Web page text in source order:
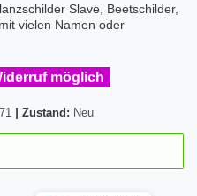
Slave, Beetschilder,
vielen Namen oder
möglich
Zustand: Neu